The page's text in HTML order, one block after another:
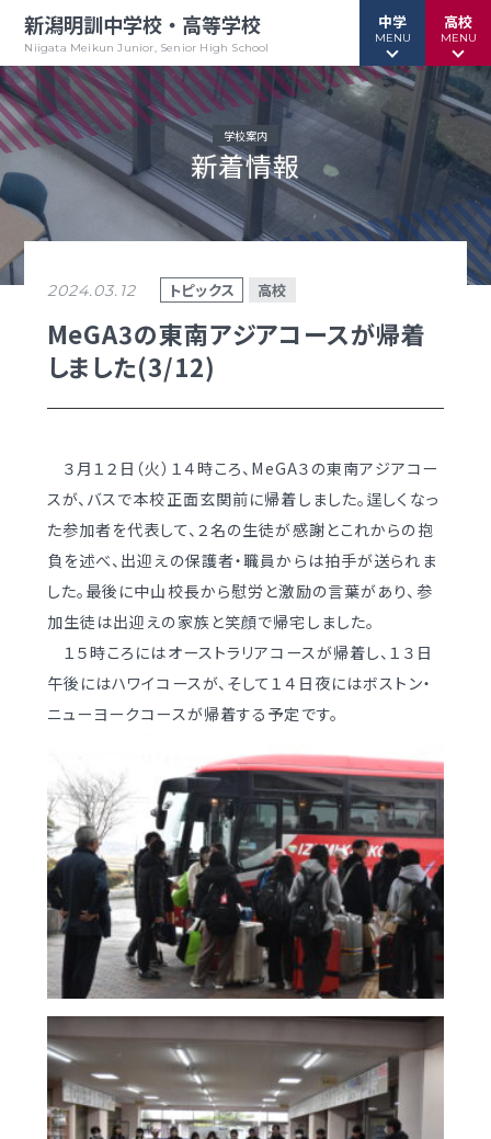
新潟明訓中学校・高等学校
Niigata Meikun Junior, Senior High School
中学
MENU
行事予定 緊急情報
教育方針
明訓の学び GSC
学校案内
（デジタルパンフ）
入試情報
募集要項・
入学検査実施状況
諸経費
学校生活
日々の学習サイクル
年間行事カレンダー
部活動情報
制服（中学）
各種書類
各種書類ダウンロード
高校
MENU
行事予定 緊急情報
教育方針
学校案内
明訓の学び GSC
入学案内
インターネット出願
募集要項
諸経費
入試日程・手続き文書
高校オープンスクール
高校1日体験入部
進路・部活動など
進路概況
部活動情報
制服（高校）
学校案内
新着情報
2024.03.12 トピックス 高校
MeGA3の東南アジアコースが帰着
しました(3/12)
３月１２日（火）１４時ころ、MeGA３の東南アジアコー
スが、バスで本校正面玄関前に帰着しました。逞しくなっ
た参加者を代表して、２名の生徒が感謝とこれからの抱
負を述べ、出迎えの保護者・職員からは拍手が送られま
した。最後に中山校長から慰労と激励の言葉があり、参
加生徒は出迎えの家族と笑顔で帰宅しました。
１５時ころにはオーストラリアコースが帰着し、１３日
午後にはハワイコースが、そして１４日夜にはボストン・
ニューヨークコースが帰着する予定です。